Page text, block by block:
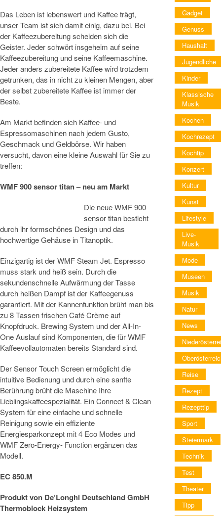
Das Leben ist lebenswert und Kaffee trägt,
unser Team ist sich damit einig, dazu bei. Bei
der Kaffeezubereitung scheiden sich die
Geister. Jeder schwört insgeheim auf seine
Kaffeezubereitung und seine Kaffeemaschine.
Jeder anders zubereitete Kaffee wird trotzdem
getrunken, das in nicht zu kleinen Mengen, aber
der selbst zubereitete Kaffee ist immer der
Beste.
Am Markt befinden sich Kaffee- und
Espressomaschinen nach jedem Gusto,
Geschmack und Geldbörse. Wir haben
versucht, davon eine kleine Auswahl für Sie zu
treffen:
WMF 900 sensor titan – neu am Markt
Die neue WMF 900
sensor titan besticht
durch ihr formschönes Design und das
hochwertige Gehäuse in Titanoptik.
Einzigartig ist der WMF Steam Jet. Espresso
muss stark und heiß sein. Durch die
sekundenschnelle Aufwärmung der Tasse
durch heißen Dampf ist der Kaffeegenuss
garantiert. Mit der Kannenfunktion brüht man bis
zu 8 Tassen frischen Café Crème auf
Knopfdruck. Brewing System und der All-In-
One Auslauf sind Komponenten, die für WMF
Kaffeevollautomaten bereits Standard sind.
Der Sensor Touch Screen ermöglicht die
intuitive Bedienung und durch eine sanfte
Berührung brüht die Maschine Ihre
Lieblingskaffeespezialität. Ein Connect & Clean
System für eine einfache und schnelle
Reinigung sowie ein effiziente
Energiesparkonzept mit 4 Eco Modes und
WMF Zero-Energy- Function ergänzen das
Modell.
EC 850.M
Produkt von De’Longhi Deutschland GmbH
Thermoblock Heizsystem
Gadget
Genuss
Haushalt
Jugendliche
Kinder
Klassische
Musik
Kochen
Kochrezept
Kochtip
Konzert
Kultur
Kunst
Lifestyle
Live-
Musik
Mode
Museen
Musik
Natur
News
Reise
Rezept
Rezepttip
Sport
Steiermark
Technik
Test
Theater
Tipp